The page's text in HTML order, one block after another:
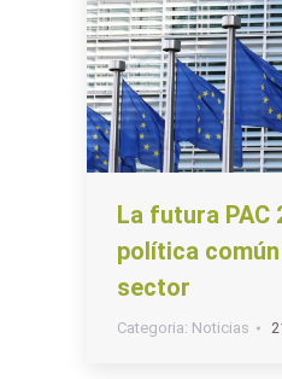
La futura PAC
política
sector
Categoria: Noticias